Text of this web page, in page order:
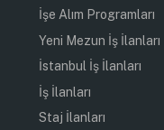
İşe Alım Programları
Yeni Mezun İş İlanları
İstanbul İş İlanları
İş İlanları
Staj İlanları